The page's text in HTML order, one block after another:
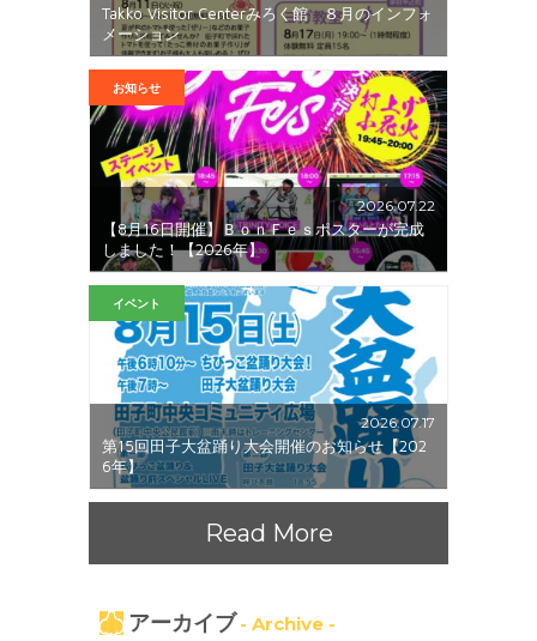
Takko Visitor Centerみろく館 ８月のインフォ
メーション
お知らせ
2026.07.22
【8月16日開催】ＢｏｎＦｅｓポスターが完成
しました！【2026年】
イベント
2026.07.17
第15回田子大盆踊り大会開催のお知らせ【202
6年】
Read More
アーカイブ - Archive -